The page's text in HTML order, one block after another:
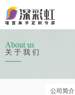
关于我们
About us
公司简介